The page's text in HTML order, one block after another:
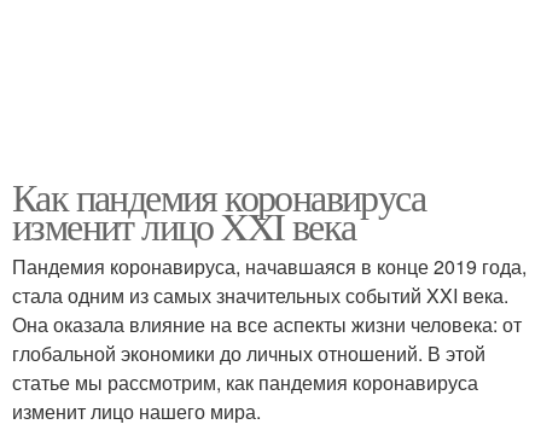
Как пандемия коронавируса
изменит лицо XXI века
Пандемия коронавируса, начавшаяся в конце 2019 года,
стала одним из самых значительных событий XXI века.
Она оказала влияние на все аспекты жизни человека: от
глобальной экономики до личных отношений. В этой
статье мы рассмотрим, как пандемия коронавируса
изменит лицо нашего мира.